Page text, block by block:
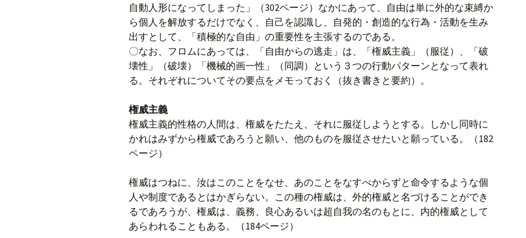
自動人形になってしまった」（302ページ）なかにあって、自由は単に外的な束縛か
ら個人を解放するだけでなく、自己を認識し、自発的・創造的な行為・活動を生み
出すとして、「積極的な自由」の重要性を主張するのである。
〇なお、フロムにあっては、「自由からの逃走」は、「権威主義」（服従）、「破
壊性」（破壊）「機械的画一性」（同調）という３つの行動パターンとなって表れ
る。それぞれについてその要点をメモっておく（抜き書きと要約）。
権威主義
権威主義的性格の人間は、権威をたたえ、それに服従しようとする。しかし同時に
かれはみずから権威であろうと願い、他のものを服従させたいと願っている。（182
ページ）
権威はつねに、汝はこのことをなせ、あのことをなすべからずと命令するような個
人や制度であるとはかぎらない。この種の権威は、外的権威と名づけることができ
るであろうが、権威は、義務、良心あるいは超自我の名のもとに、内的権威として
あらわれることもある。（184ページ）